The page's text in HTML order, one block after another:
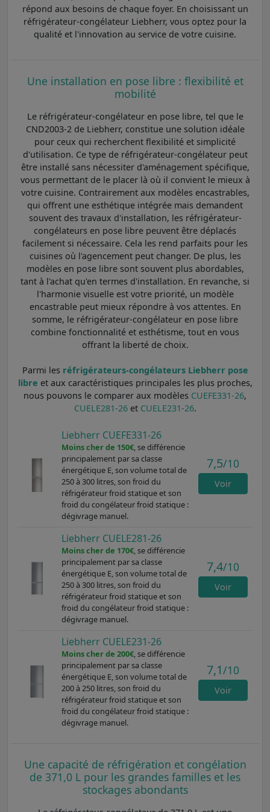
répond aux besoins de chaque foyer. En choisissant un
réfrigérateur-congélateur Liebherr, vous optez pour la
qualité et l'innovation au service de votre cuisine.
Une installation en pose libre : flexibilité et
mobilité
Le réfrigérateur-congélateur en pose libre, tel que le
CND2003-2 de Liebherr, constitue une solution idéale
pour ceux qui recherchent flexibilité et simplicité
d'utilisation. Ce type de réfrigérateur-congélateur peut
être installé sans nécessiter d'aménagement spécifique,
vous permettant de le placer là où il convient le mieux à
votre cuisine. Contrairement aux modèles encastrables,
qui offrent une esthétique intégrée mais demandent
souvent des travaux d'installation, les réfrigérateur-
congélateurs en pose libre peuvent être déplacés
facilement si nécessaire. Cela les rend parfaits pour les
cuisines où l'agencement peut changer. De plus, les
modèles en pose libre sont souvent plus abordables,
tant à l'achat qu'en termes d'installation. En revanche, si
l'harmonie visuelle est votre priorité, un modèle
encastrable peut mieux répondre à vos attentes. En
somme, le réfrigérateur-congélateur en pose libre
combine fonctionnalité et esthétisme, tout en vous
offrant la liberté de choix.
Parmi les réfrigérateurs-congélateurs Liebherr pose
libre et aux caractéristiques principales les plus proches,
nous pouvons le comparer aux modèles CUEFE331-26,
CUELE281-26et CUELE231-26.
Liebherr CUEFE331-26
Moins cher de 150€, se différencie
principalement par sa classe
énergétique E, son volume total de
250 à 300 litres, son froid du
réfrigérateur froid statique et son
froid du congélateur froid statique :
dégivrage manuel.
7,5/10
Voir
Liebherr CUELE281-26
Moins cher de 170€, se différencie
principalement par sa classe
énergétique E, son volume total de
250 à 300 litres, son froid du
réfrigérateur froid statique et son
froid du congélateur froid statique :
dégivrage manuel.
7,4/10
Voir
Liebherr CUELE231-26
Moins cher de 200€, se différencie
principalement par sa classe
énergétique E, son volume total de
200 à 250 litres, son froid du
réfrigérateur froid statique et son
froid du congélateur froid statique :
dégivrage manuel.
7,1/10
Voir
Une capacité de réfrigération et congélation
de 371,0 L pour les grandes familles et les
stockages abondants